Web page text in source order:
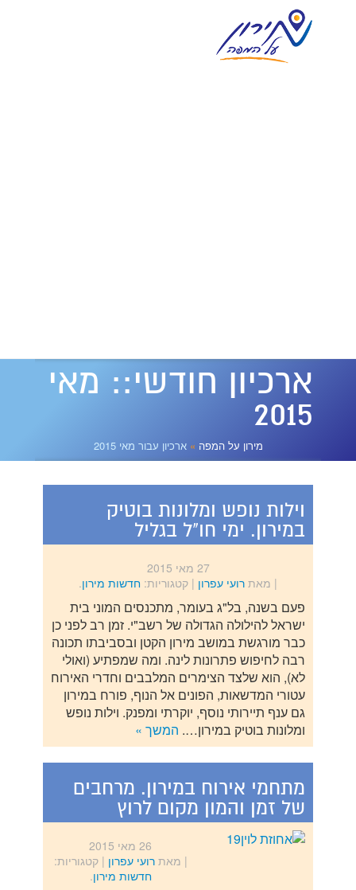
מירון על המפה
ארכיון חודשי:: מאי
2015
מירון על המפה »ארכיון עבור מאי 2015
וילות נופש ומלונות בוטיק
במירון. ימי חו"ל בגליל
27 מאי 2015
| מאת רועי עפרון | קטגוריות: חדשות מירון.
פעם בשנה, בל"ג בעומר, מתכנסים המוני בית
ישראל להילולה הגדולה של רשב"י. זמן רב לפני כן
כבר מורגשת במושב מירון הקטן ובסביבתו תכונה
רבה לחיפוש פתרונות לינה. ומה שמפתיע (ואולי
לא), הוא שלצד הצימרים המלבבים וחדרי האירוח
עטורי המדשאות, הפונים אל הנוף, פורח במירון
גם ענף תיירותי נוסף, יוקרתי ומפנק. וילות נופש
ומלונות בוטיק במירון…. המשך »
מתחמי אירוח במירון. מרחבים
של זמן והמון מקום לרוץ
26 מאי 2015
| מאתרועי עפרון |קטגוריות:
חדשות מירון.